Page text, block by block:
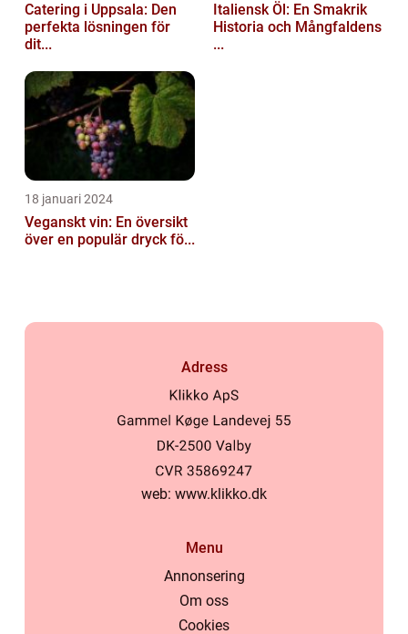
Catering i Uppsala: Den
perfekta lösningen för
dit...
Italiensk Öl: En Smakrik
Historia och Mångfaldens
...
18 januari 2024
Veganskt vin: En översikt
över en populär dryck fö...
Adress
web: www.klikko.dk
Menu
Annonsering
Om oss
Cookies